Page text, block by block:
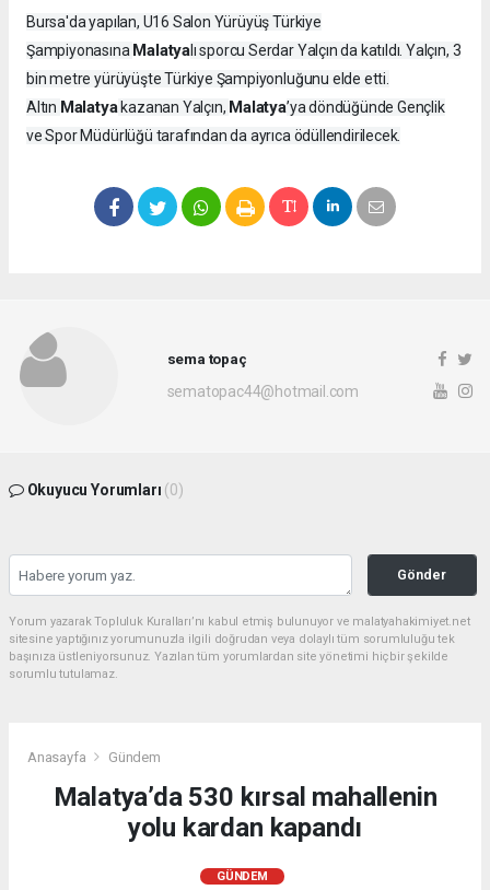
Bursa'da yapılan, U16 Salon Yürüyüş Türkiye
Şampiyonasına Malatyalı sporcu Serdar Yalçın da katıldı. Yalçın, 3
bin metre yürüyüşte Türkiye Şampiyonluğunu elde etti.
Altın Malatyakazanan Yalçın, Malatya’ya döndüğünde Gençlik
ve Spor Müdürlüğü tarafından da ayrıca ödüllendirilecek.
sema topaç
sematopac44@hotmail.com
Okuyucu Yorumları (0)
Gönder
Yorum yazarak Topluluk Kuralları’nı kabul etmiş bulunuyor ve malatyahakimiyet.net
sitesine yaptığınız yorumunuzla ilgili doğrudan veya dolaylı tüm sorumluluğu tek
başınıza üstleniyorsunuz. Yazılan tüm yorumlardan site yönetimi hiçbir şekilde
sorumlu tutulamaz.
Anasayfa Gündem
Malatya’da 530 kırsal mahallenin
yolu kardan kapandı
GÜNDEM